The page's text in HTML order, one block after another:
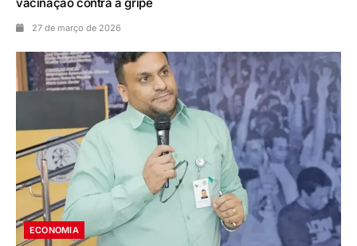
vacinação contra a gripe
27 de março de 2026
ECONOMIA